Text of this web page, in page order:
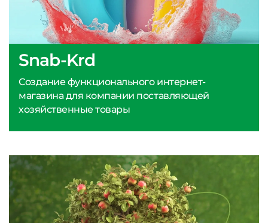
Snab-Krd
Создание функционального интернет-
магазина для компании поставляющей
хозяйственные товары